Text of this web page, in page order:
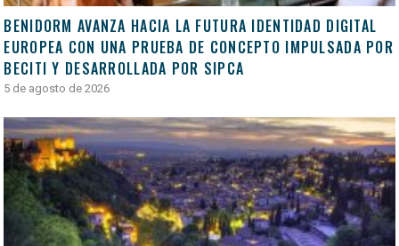
BENIDORM AVANZA HACIA LA FUTURA IDENTIDAD DIGITAL
EUROPEA CON UNA PRUEBA DE CONCEPTO IMPULSADA POR
BECITI Y DESARROLLADA POR SIPCA
5 de agosto de 2026